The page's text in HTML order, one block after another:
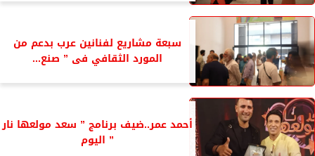
سبعة مشاريع لفنانين عرب بدعم من
المورد الثقافي فى ” صنع...
أحمد عمر..ضيف برنامج ” سعد مولعها نار
” اليوم